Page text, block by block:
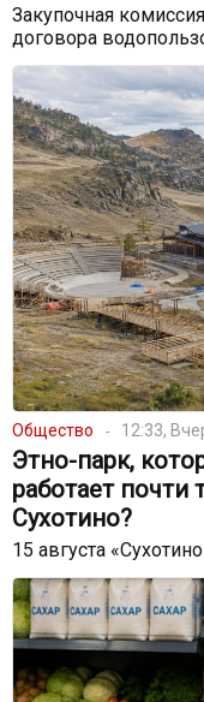
Закупочная
договора
Общество 12:33,
Этно-парк,
работает почти
Сухотино?
15 августа